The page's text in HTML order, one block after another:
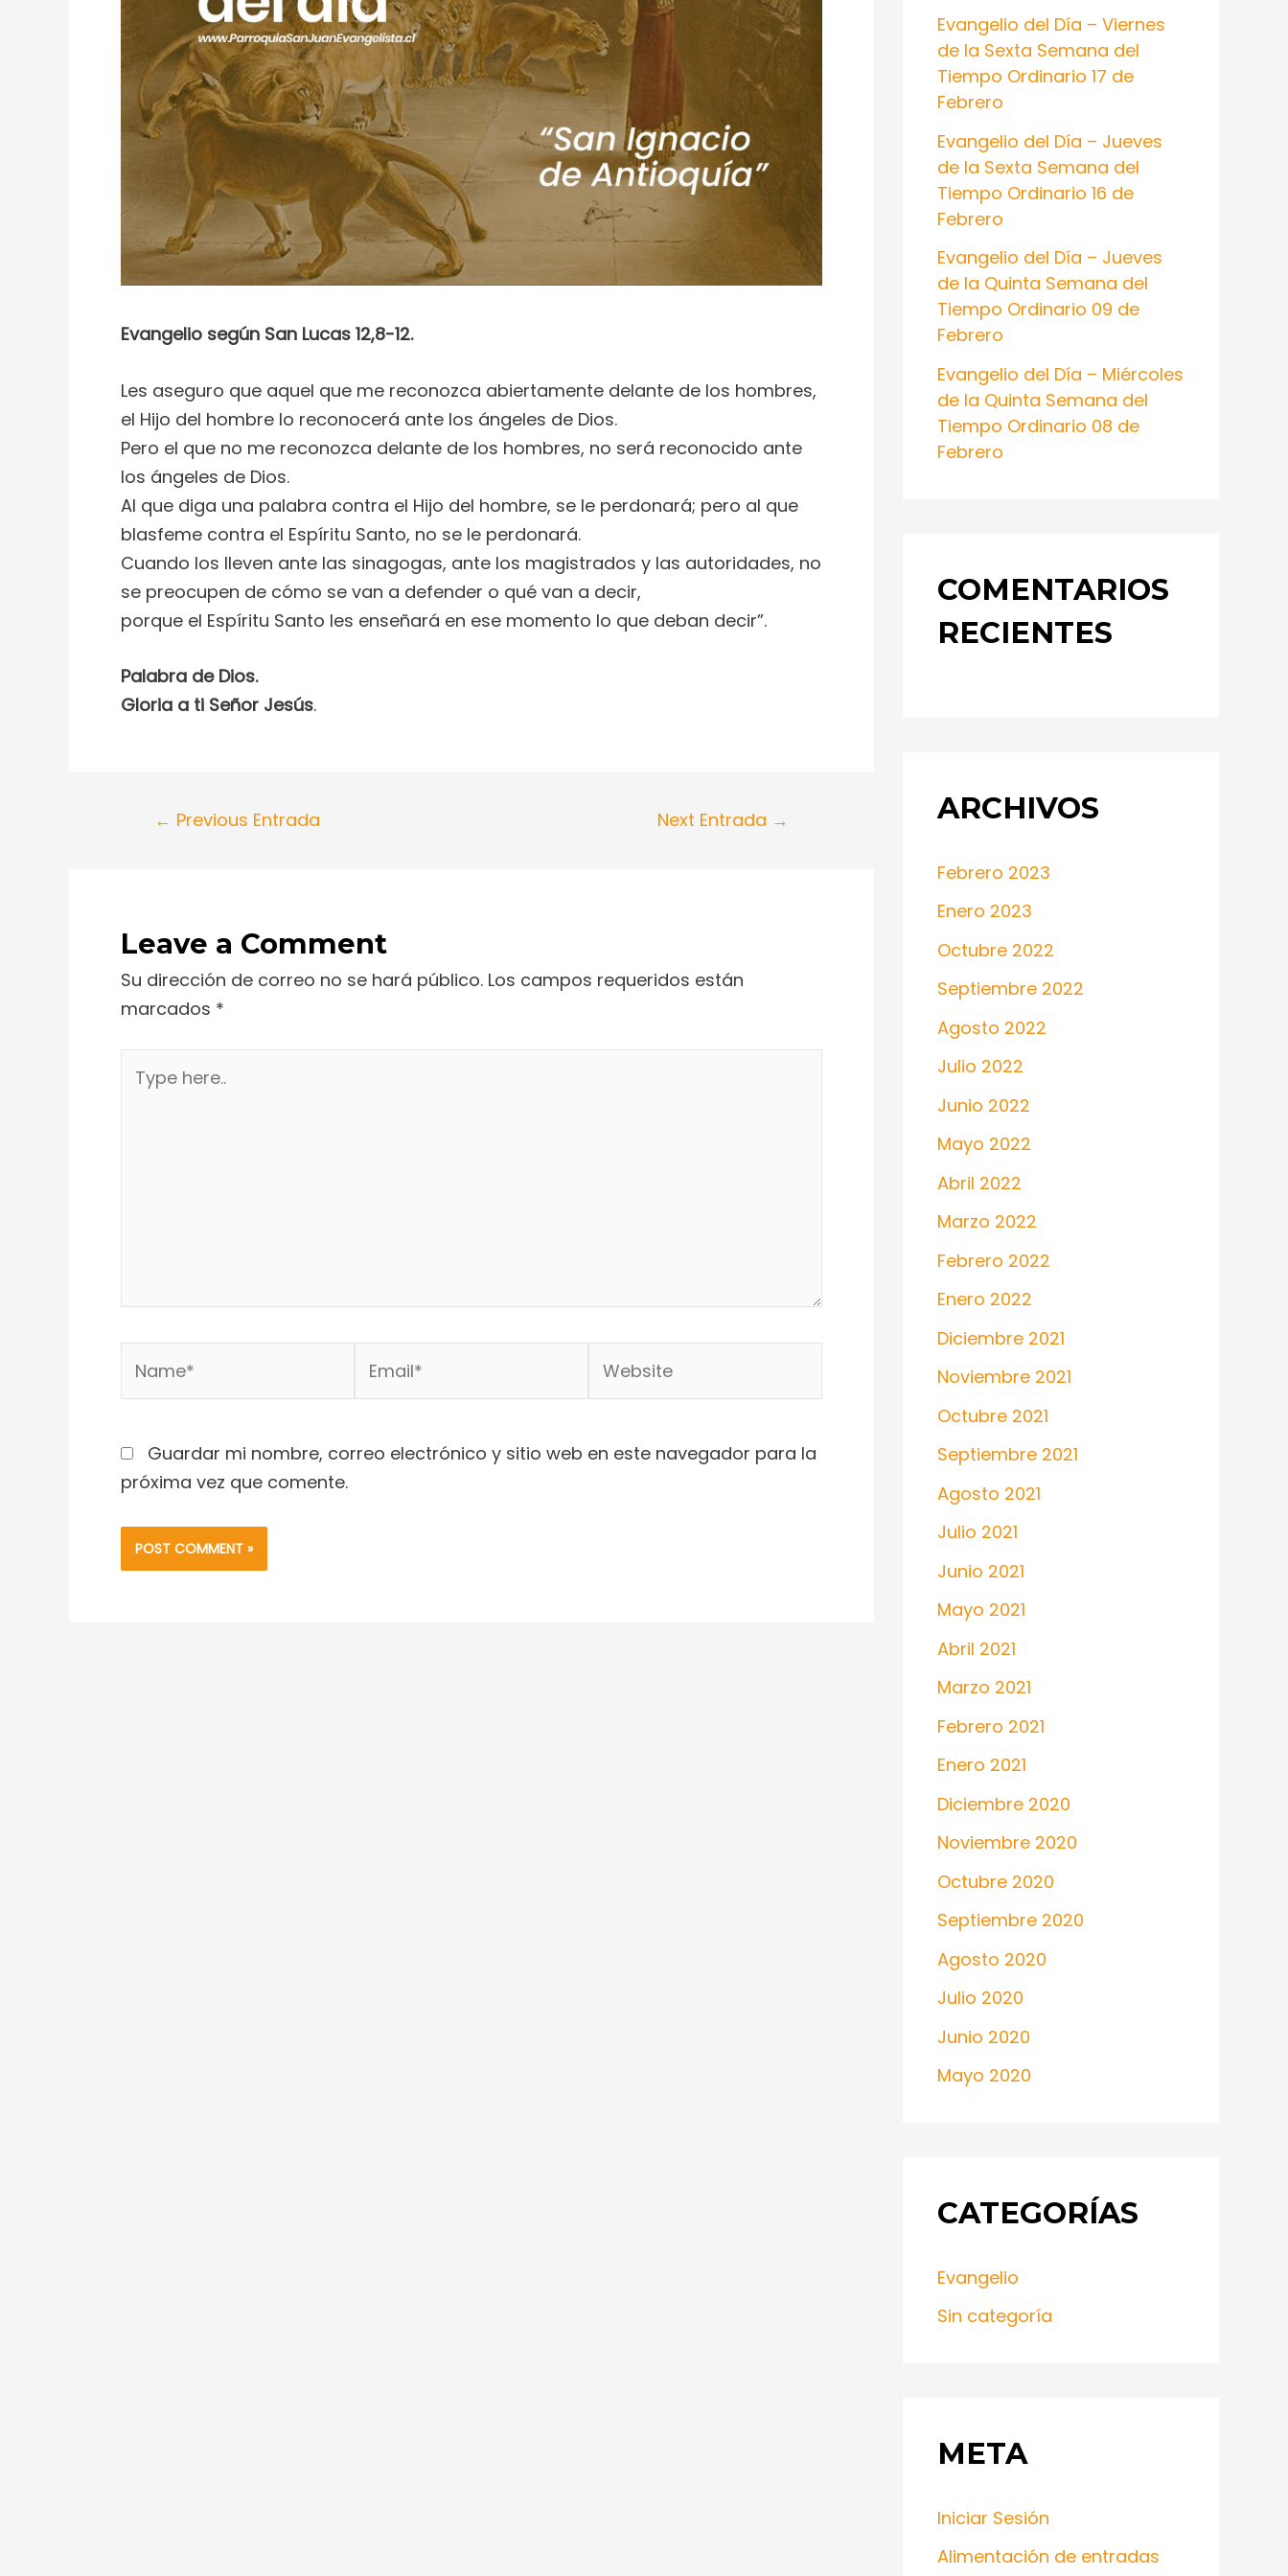
Evangelio según San Lucas 12,8-12.
Les aseguro que aquel que me reconozca abiertamente delante de los hombres,
el Hijo del hombre lo reconocerá ante los ángeles de Dios.
Pero el que no me reconozca delante de los hombres, no será reconocido ante
los ángeles de Dios.
Al que diga una palabra contra el Hijo del hombre, se le perdonará; pero al que
blasfeme contra el Espíritu Santo, no se le perdonará.
Cuando los lleven ante las sinagogas, ante los magistrados y las autoridades, no
se preocupen de cómo se van a defender o qué van a decir,
porque el Espíritu Santo les enseñará en ese momento lo que deban decir”.
Palabra de Dios.
Gloria a ti Señor Jesús.
← Previous Entrada Next Entrada →
Leave a Comment
Su dirección de correo no se hará público. Los campos requeridos están
marcados *
here..
Guardar mi nombre, correo electrónico y sitio web en este navegador para la
próxima vez que comente.
:Evangelio del Día – Viernes
de la Sexta Semana del
Tiempo Ordinario 17 de
Febrero
Evangelio del Día – Jueves
de la Sexta Semana del
Tiempo Ordinario 16 de
Febrero
Evangelio del Día – Jueves
de la Quinta Semana del
Tiempo Ordinario 09 de
Febrero
Evangelio del Día – Miércoles
de la Quinta Semana del
Tiempo Ordinario 08 de
Febrero
COMENTARIOS
RECIENTES
ARCHIVOS
Febrero 2023
Enero 2023
Octubre 2022
Septiembre 2022
Agosto 2022
Julio 2022
Junio 2022
Mayo 2022
Abril 2022
Marzo 2022
Febrero 2022
Enero 2022
Diciembre 2021
Noviembre 2021
Octubre 2021
Septiembre 2021
Agosto 2021
Julio 2021
Junio 2021
Mayo 2021
Abril 2021
Marzo 2021
Febrero 2021
Enero 2021
Diciembre 2020
Noviembre 2020
Octubre 2020
Septiembre 2020
Agosto 2020
Julio 2020
Junio 2020
Mayo 2020
CATEGORÍAS
Evangelio
Sin categoría
META
Iniciar Sesión
Alimentación de entradas